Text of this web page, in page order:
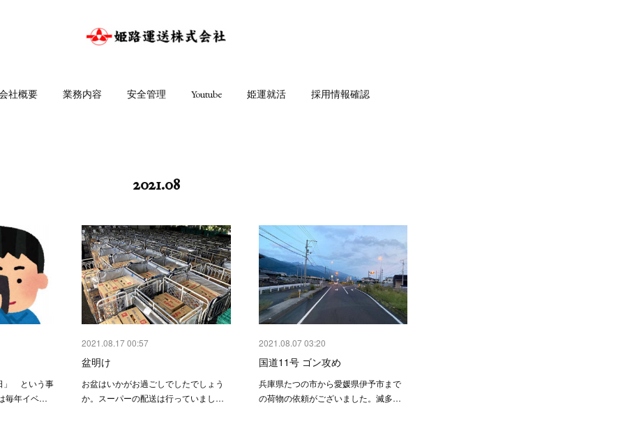
社概要 業務内容 安全管理 Youtube 姫運就活 採用情報確認
2021.08
」 という事
毎年イベ…
2021.08.17 00:57
盆明け
お盆はいかがお過ごしでしたでしょう
か。スーパーの配送は行っていまし…
2021.08.07 03:20
国道11号 ゴン攻め
兵庫県たつの市から愛媛県伊予市まで
の荷物の依頼がございました。滅多…